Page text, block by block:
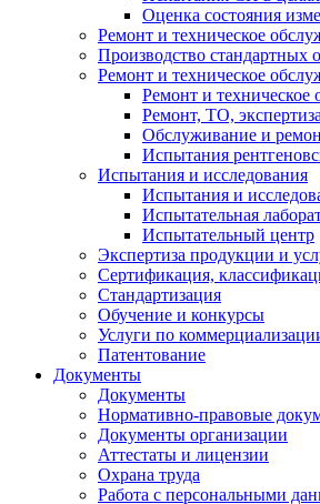
Оценка состояния
Ремонт и техническое
Производство стандартных
Ремонт и техническое
Ремонт и
Ремонт, ТО,
Обслуживание и
Испытания
Испытания и исследования
Испытания и
Испытательная
Испытательный центр
Экспертиза продукции и
Сертификация,
Стандартизация
Обучение и конкурсы
Услуги по
Патентование
Документы
Документы
Нормативно-правовые
Документы организации
Аттестаты и лицензии
Охрана труда
Работа с персональными